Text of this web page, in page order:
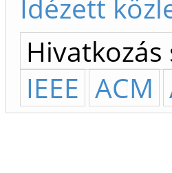
Idézett
IEEE ACM